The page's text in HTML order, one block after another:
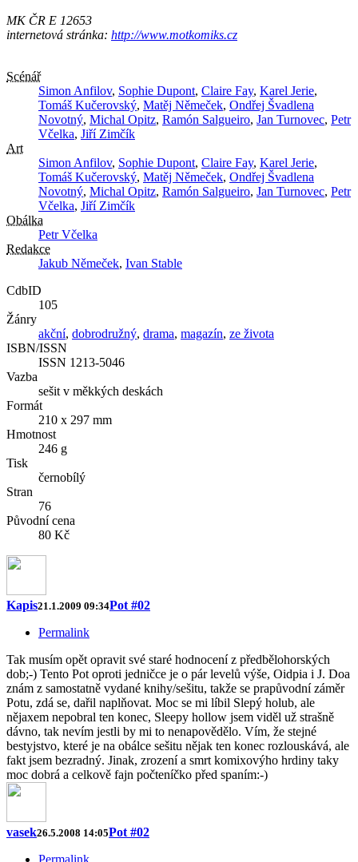
MK ČR E 12653
internetová stránka: http://www.motkomiks.cz
Scénář
Simon Anfilov, Sophie Dupont, Claire Fay, Karel Jerie,
Tomáš Kučerovský, Matěj Němeček, Ondřej Švadlena
Novotný, Michal Opitz, Ramón Salgueiro, Jan Turnovec, Petr
Včelka, Jiří Zimčík
Art
Simon Anfilov, Sophie Dupont, Claire Fay, Karel Jerie,
Tomáš Kučerovský, Matěj Němeček, Ondřej Švadlena
Novotný, Michal Opitz, Ramón Salgueiro, Jan Turnovec, Petr
Včelka, Jiří Zimčík
Obálka
Petr Včelka
Redakce
Jakub Němeček, Ivan Stable
CdbID
105
Žánry
akční, dobrodružný, drama, magazín, ze života
ISBN/ISSN
ISSN 1213-5046
Vazba
sešit v měkkých deskách
Formát
210 x 297 mm
Hmotnost
246 g
Tisk
černobílý
Stran
76
Původní cena
80 Kč
Kapis21.1.2009 09:34Pot #02
Permalink
Tak musím opět opravit své staré hodnocení z předbělohorských
dob;-) Tento Pot oproti jedničce je o pár levelů výše, Oidpia i J. Doa
znám z samostatně vydané knihy/sešitu, takže se prapůvodní záměr
Potu, zdá se, dařil naplňovat. Moc se mi líbil Slepý holub, ale
nějaxem nepobral ten konec, Sleepy hollow jsem viděl už strašně
dávno, tak nevím jestli by mi to nenapovědělo. Vím, že stejné
bestyjstvo, které je na obálce sešitu nějak ten konec rozlouskává, ale
fakt jsem bezradný. Jinak, zrození a smrt komixovýho hrdiny taky
moc dobrá a celkově fajn počteníčko před spaním:-)
vasek26.5.2008 14:05Pot #02